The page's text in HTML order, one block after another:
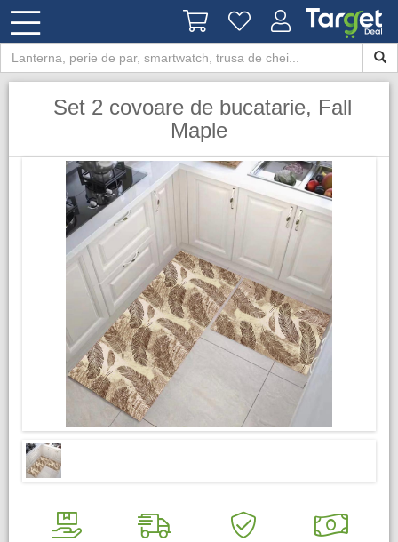
​ Set 2 covoare de bucatarie, Fall
Maple